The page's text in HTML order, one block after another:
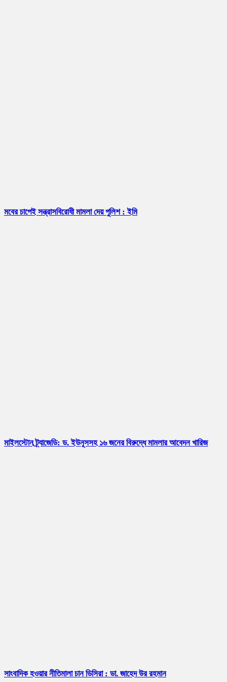
মবের চাপেই সন্ত্রাসবিরোধী মামলা দেয় পুলিশ : ইমি
মাইলস্টোন ট্র্যাজেডি: ড. ইউনূসসহ ১৬ জনের বিরুদ্ধে মামলার আবেদন খারিজ
সাংবাদিক হওয়ার নীতিমালা চান ডিসিরা : ডা. জাহেদ উর রহমান